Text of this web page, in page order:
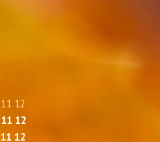
11 12
11 12
11 12